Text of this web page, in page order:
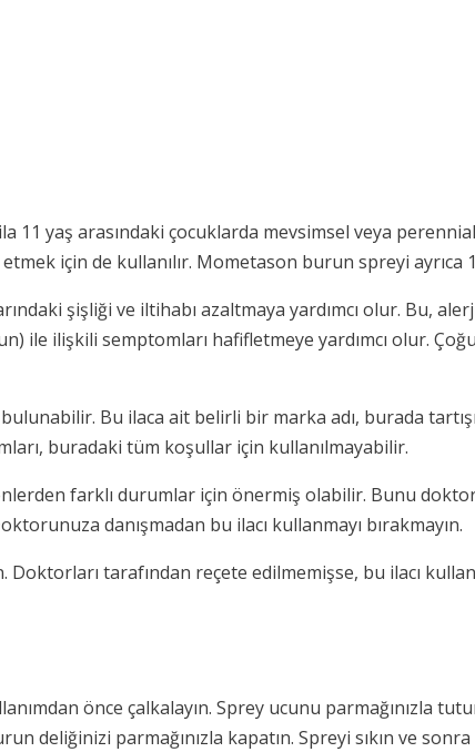
yaş arasındaki çocuklarda mevsimsel veya
için de kullanılır. Mometason burun spreyi
şişliği ve iltihabı azaltmaya yardımcı olur. Bu,
ile ilişkili semptomları hafifletmeye yardımcı olur.
Bu ilaca ait belirli bir marka adı, burada
buradaki tüm koşullar için kullanılmayabilir.
farklı durumlar için önermiş olabilir. Bunu
danışmadan bu ilacı kullanmayı bırakmayın.
Doktorları tarafından reçete edilmemişse, bu ilacı
önce çalkalayın. Sprey ucunu parmağınızla
deliğinizi parmağınızla kapatın. Spreyi sıkın ve